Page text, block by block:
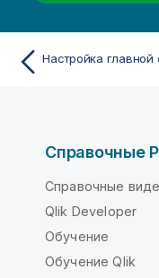
Справочные
Справочные
Qlik Developer
Обучение
Обучение Qlik